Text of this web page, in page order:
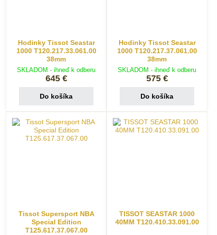
Hodinky Tissot Seastar
1000 T120.217.33.061.00
38mm
SKLADOM - ihneď k odberu
645 €
Do košíka
Hodinky Tissot Seastar
1000 T120.217.37.061.00
38mm
SKLADOM - ihneď k odberu
575 €
Do košíka
Tissot Supersport NBA
Special Edition
T125.617.37.067.00
TISSOT SEASTAR 1000
40MM T120.410.33.091.00